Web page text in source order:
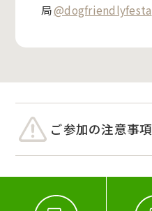
局@dogfriendlyfesta
ご参加の注意事項